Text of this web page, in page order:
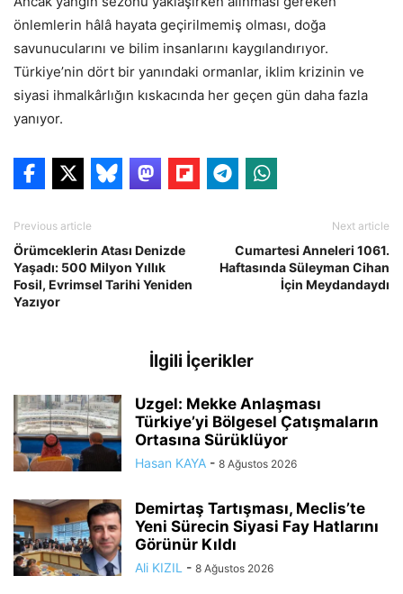
önlemlerin hâlâ hayata geçirilmemiş olması, doğa
savunucularını ve bilim insanlarını kaygılandırıyor.
Türkiye’nin dört bir yanındaki ormanlar, iklim krizinin ve
siyasi ihmalkârlığın kıskacında her geçen gün daha fazla
yanıyor.
Previous article
Örümceklerin Atası Denizde
Yaşadı: 500 Milyon Yıllık
Fosil, Evrimsel Tarihi Yeniden
Yazıyor
Next article
Cumartesi Anneleri 1061.
Haftasında Süleyman Cihan
İçin Meydandaydı
İlgili İçerikler
Uzgel: Mekke Anlaşması
Türkiye’yi Bölgesel Çatışmaların
Ortasına Sürüklüyor
Hasan KAYA - 8 Ağustos 2026
Demirtaş Tartışması, Meclis’te
Yeni Sürecin Siyasi Fay Hatlarını
Görünür Kıldı
Ali KIZIL - 8 Ağustos 2026